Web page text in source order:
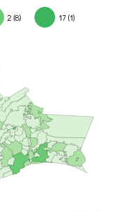
2 (8) 17 (1)